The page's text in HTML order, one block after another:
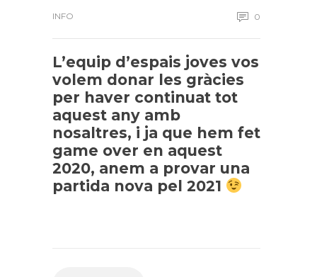
INFO 0
L’equip d’espais joves vos
volem donar les gràcies
per haver continuat tot
aquest any amb
nosaltres, i ja que hem fet
game over en aquest
2020, anem a provar una
partida nova pel 2021